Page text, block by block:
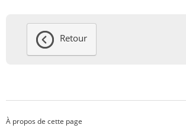
Retour
À propos de cette page